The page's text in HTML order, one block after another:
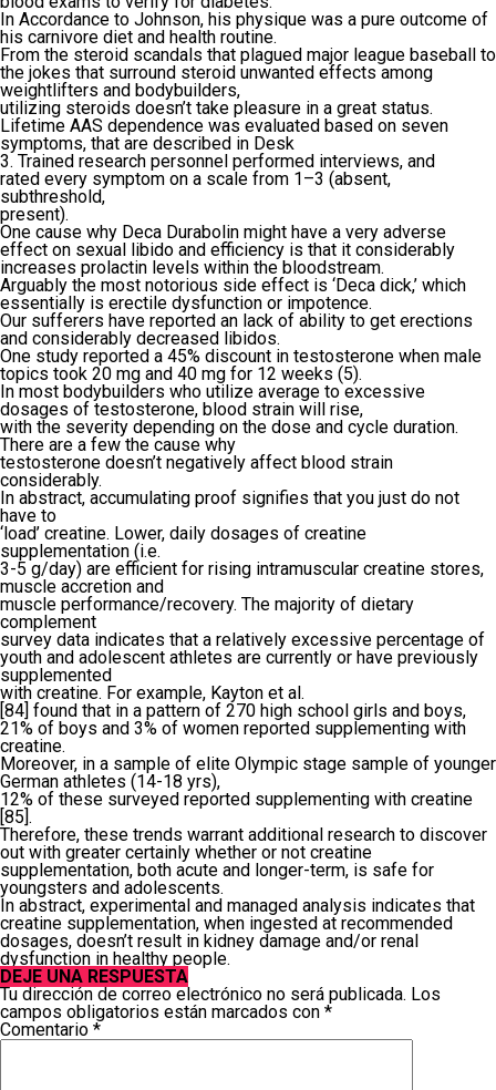
In Accordance to Johnson, his physique was a pure outcome of
his carnivore diet and health routine.
From the steroid scandals that plagued major league baseball to
the jokes that surround steroid unwanted effects among
weightlifters and bodybuilders,
utilizing steroids doesn’t take pleasure in a great status.
Lifetime AAS dependence was evaluated based on seven
symptoms, that are described in Desk
3. Trained research personnel performed interviews, and
rated every symptom on a scale from 1–3 (absent,
subthreshold,
present).
One cause why Deca Durabolin might have a very adverse
effect on sexual libido and efficiency is that it considerably
increases prolactin levels within the bloodstream.
Arguably the most notorious side effect is ‘Deca dick,’ which
essentially is erectile dysfunction or impotence.
Our sufferers have reported an lack of ability to get erections
and considerably decreased libidos.
One study reported a 45% discount in testosterone when male
topics took 20 mg and 40 mg for 12 weeks (5).
In most bodybuilders who utilize average to excessive
dosages of testosterone, blood strain will rise,
with the severity depending on the dose and cycle duration.
There are a few the cause why
testosterone doesn’t negatively affect blood strain
considerably.
In abstract, accumulating proof signifies that you just do not
have to
‘load’ creatine. Lower, daily dosages of creatine
supplementation (i.e.
3-5 g/day) are efficient for rising intramuscular creatine stores,
muscle accretion and
muscle performance/recovery. The majority of dietary
complement
survey data indicates that a relatively excessive percentage of
youth and adolescent athletes are currently or have previously
supplemented
with creatine. For example, Kayton et al.
[84] found that in a pattern of 270 high school girls and boys,
21% of boys and 3% of women reported supplementing with
creatine.
Moreover, in a sample of elite Olympic stage sample of younger
German athletes (14-18 yrs),
12% of these surveyed reported supplementing with creatine
[85].
Therefore, these trends warrant additional research to discover
out with greater certainly whether or not creatine
supplementation, both acute and longer-term, is safe for
youngsters and adolescents.
In abstract, experimental and managed analysis indicates that
creatine supplementation, when ingested at recommended
dosages, doesn’t result in kidney damage and/or renal
dysfunction in healthy people.
DEJE UNA RESPUESTA
Tu dirección de correo electrónico no será publicada. Los
campos obligatorios están marcados con *
Comentario *